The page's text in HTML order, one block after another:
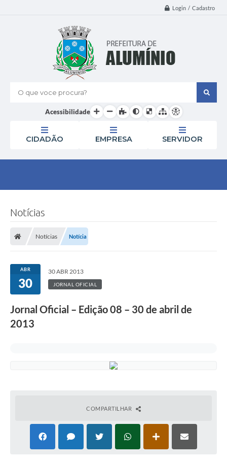
Login / Cadastro
O que voce procura?
Acessibilidade
CIDADÃO EMPRESA SERVIDOR
Notícias
Notícias Notícia
ABR
30
30 ABR 2013
JORNAL OFICIAL
Jornal Oficial – Edição 08 – 30 de abril de
2013
COMPARTILHAR